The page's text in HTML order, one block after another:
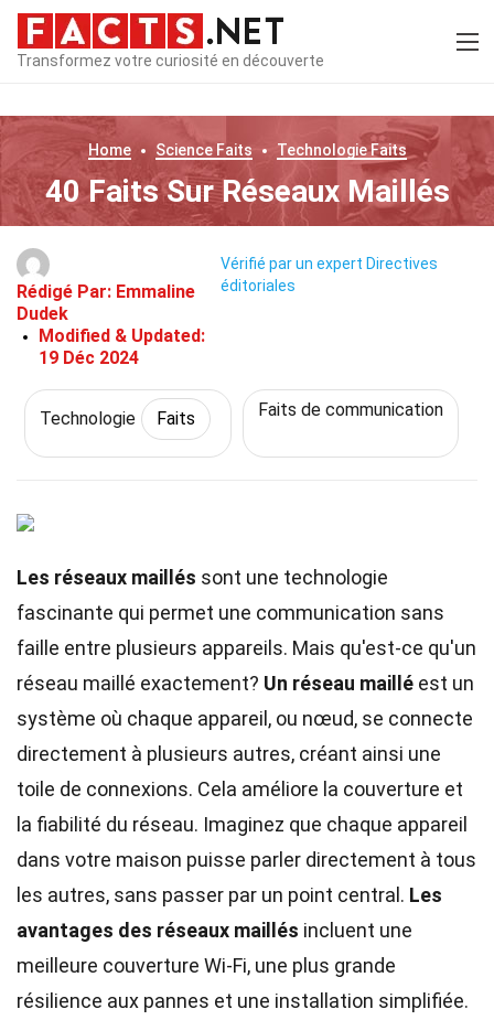
Transformez votre curiosité en découverte
Home ScienceFaits TechnologieFaits
40 Faits Sur Réseaux Maillés
Rédigé Par: Emmaline
Dudek
Modified & Updated:
19 Déc 2024
Vérifié par un expert Directives
éditoriales
Technologie Faits Faits de communication
Les réseaux maillés sont une technologie
fascinante qui permet une communication sans
faille entre plusieurs appareils. Mais qu'est-ce qu'un
réseau maillé exactement? Un réseau maillé est un
système où chaque appareil, ou nœud, se connecte
directement à plusieurs autres, créant ainsi une
toile de connexions. Cela améliore la couverture et
la fiabilité du réseau. Imaginez que chaque appareil
dans votre maison puisse parler directement à tous
les autres, sans passer par un point central. Les
avantages des réseaux maillés incluent une
meilleure couverture Wi-Fi, une plus grande
résilience aux pannes et une installation simplifiée.